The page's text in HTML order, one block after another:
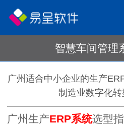
智慧车间管理
广州适合中小企业的生产
制造业数字化
广州生产ERP系统选型